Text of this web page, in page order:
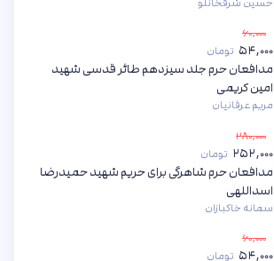
حسین شرفخانلو
۶۰,۰۰۰
۵۴,۰۰۰ تومان
مدافعان حرم جلد سیزدهم طائر قدسی شهید
امین کریمی
مریم عرفانیان
۲۸۰,۰۰۰
۲۵۲,۰۰۰ تومان
مدافعان حرم شاهرگی برای حریم شهید حمیدرضا
اسداللهی
سمانه خاکبازان
۶۰,۰۰۰
۵۴,۰۰۰ تومان